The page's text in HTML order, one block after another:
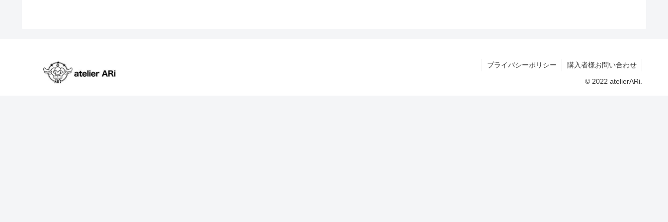
プライバシーポリシー 購入者様お問い合わせ
© 2022 atelierARi.